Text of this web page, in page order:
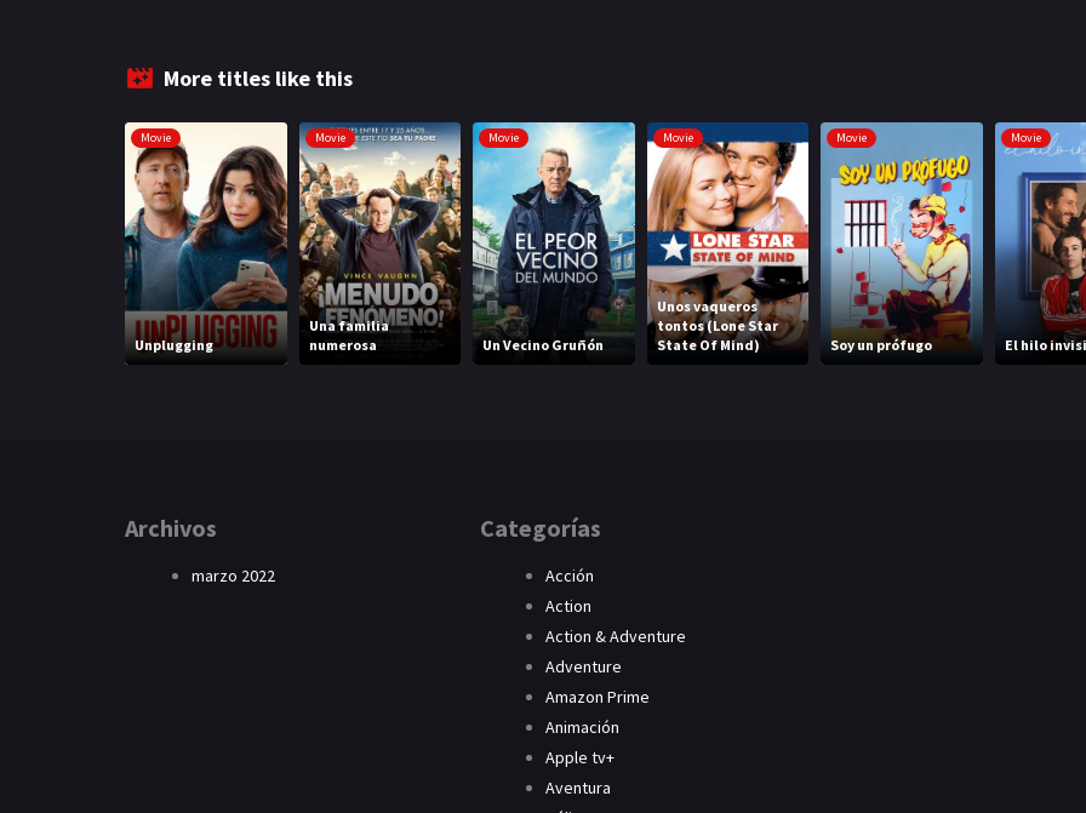
More titles like this
Movie
Unplugging
Movie
Una familia
numerosa
Movie
Un Vecino Gruñón
Movie
Unos vaqueros
tontos (Lone Star
State Of Mind)
Movie
Soy un prófugo
Movie
El hilo
Archivos
marzo 2022
Categorías
Acción
Action
Action & Adventure
Adventure
Amazon Prime
Animación
Apple tv+
Aventura